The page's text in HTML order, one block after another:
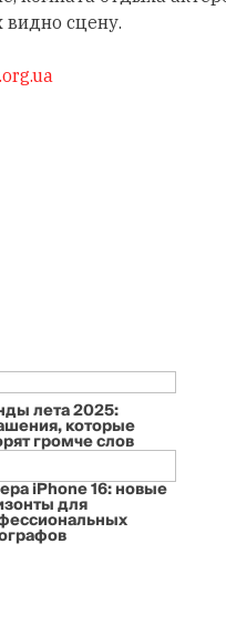
видно сцену.
лета 2025:
которые
громче слов
iPhone 16: новые
для